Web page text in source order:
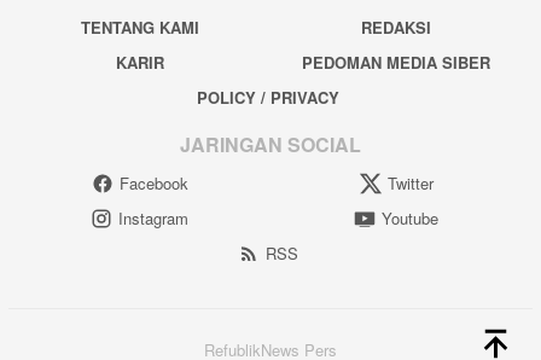
TENTANG KAMI
REDAKSI
KARIR
PEDOMAN MEDIA SIBER
POLICY / PRIVACY
JARINGAN SOCIAL
Facebook
Twitter
Instagram
Youtube
RSS
RefublikNews Pers